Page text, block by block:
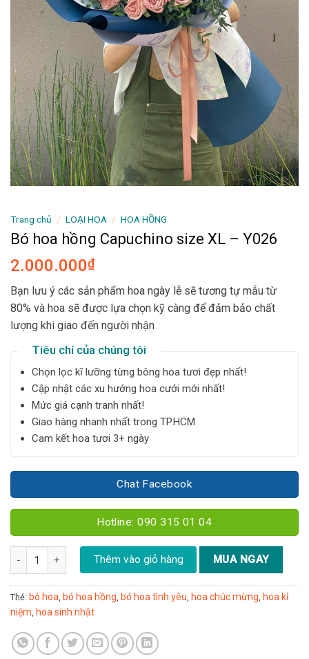
Trang chủ / LOẠI HOA / HOA HỒNG
Bó hoa hồng Capuchino size XL – Y026
2.000.000₫
Bạn lưu ý các sản phẩm hoa ngày lễ sẽ tương tự mẫu từ
80% và hoa sẽ được lựa chọn kỹ càng để đảm bảo chất
lượng khi giao đến người nhận
Tiêu chí của chúng tôi
Chọn lọc kĩ lưỡng từng bông hoa tươi đẹp nhất!
Cập nhật các xu hướng hoa cưới mới nhất!
Mức giá cạnh tranh nhất!
Giao hàng nhanh nhất trong TP.HCM
Cam kết hoa tươi 3+ ngày
Chat Facebook
Hotline: 090 315 01 04
Bó hoa hồng Capuchino size XL - Y026 số lượng
Thêm vào giỏ hàng MUA NGAY
Thẻ: bó hoa, bó hoa hồng, bó hoa tình yêu, hoa chúc mừng, hoa kỉ
niệm, hoa sinh nhật